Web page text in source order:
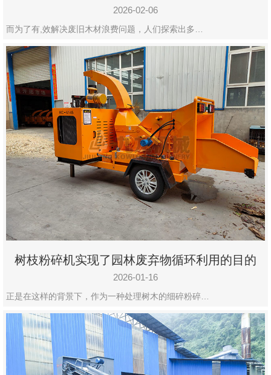
化
2026-02-06
而为了有,效解决废旧木材浪费问题，人们探索出多…
树枝粉碎机实现了园林废弃物循环利用的目的
2026-01-16
正是在这样的背景下，作为一种处理树木的细碎粉碎…